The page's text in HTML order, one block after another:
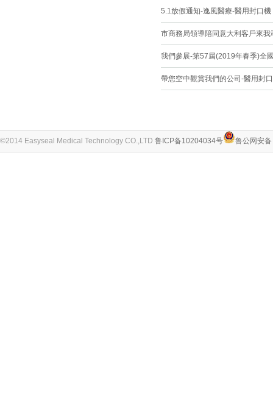
5.1放假通知-逸風醫療-醫用封口機
市商務局領導陪同意大利客戶來我
我們參展-第57屆(2019年春季)全
帶您空中觀賞我們的公司-醫用封
©2014 Easyseal Medical Technology CO.,LTD 鲁ICP备10204034号 鲁公网安